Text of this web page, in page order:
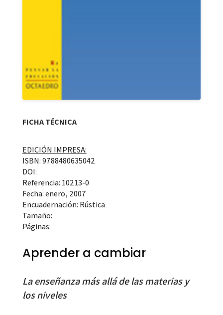
FICHA TÉCNICA
EDICIÓN IMPRESA:
ISBN: 9788480635042
DOI:
Referencia: 10213-0
Fecha: enero, 2007
Encuadernación: Rústica
Tamaño:
Páginas:
Aprender a cambiar
La enseñanza más allá de las materias y
los niveles